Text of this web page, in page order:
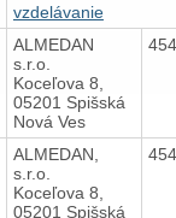
vzdelávanie
ALMEDAN
s.r.o.
Koceľova 8,
05201 Spišská
Nová Ves
ALMEDAN,
s.r.o.
Koceľova 8,
05201 Spišská